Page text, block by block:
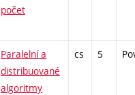
počet
Paralelní a
distribuované
algoritmy
cs 5